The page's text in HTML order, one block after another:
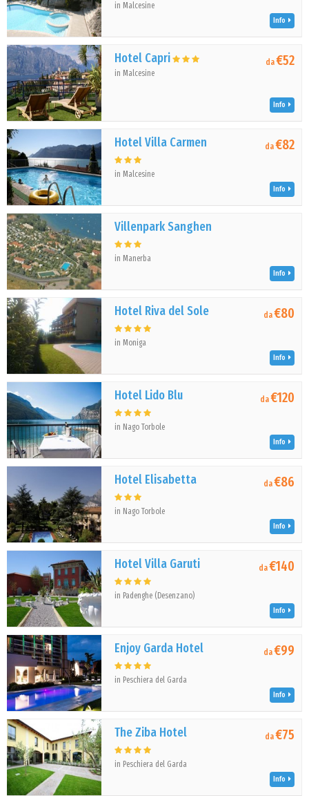
in Malcesine
Info
Hotel Capri
in Malcesine
da€52
Info
Hotel Villa Carmen
in Malcesine
da€82
Info
Villenpark Sanghen
in Manerba
Info
Hotel Riva del Sole
in Moniga
da€80
Info
Hotel Lido Blu
in Nago Torbole
da€120
Info
Hotel Elisabetta
in Nago Torbole
da€86
Info
Hotel Villa Garuti
in Padenghe (Desenzano)
da€140
Info
Enjoy Garda Hotel
in Peschiera del Garda
da€99
Info
The Ziba Hotel
in Peschiera del Garda
da€75
Info